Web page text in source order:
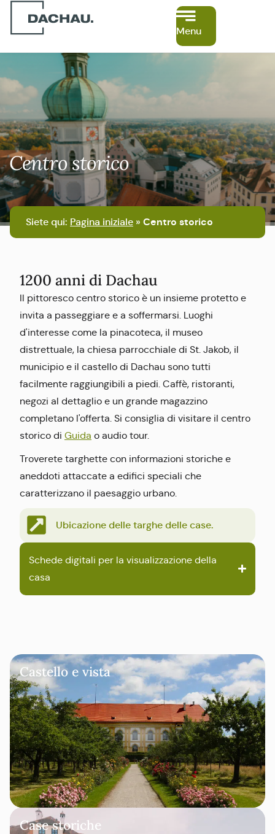
Menu
Siete qui: Pagina iniziale » Centro storico
Centro storico
1200 anni di Dachau
Il pittoresco centro storico è un insieme protetto e
invita a passeggiare e a soffermarsi. Luoghi
d'interesse come la pinacoteca, il museo
distrettuale, la chiesa parrocchiale di St. Jakob, il
municipio e il castello di Dachau sono tutti
facilmente raggiungibili a piedi. Caffè, ristoranti,
negozi al dettaglio e un grande magazzino
completano l'offerta. Si consiglia di visitare il centro
storico di Guida o audio tour.
Troverete targhette con informazioni storiche e
aneddoti attaccate a edifici speciali che
caratterizzano il paesaggio urbano.
Ubicazione delle targhe delle case.
Schede digitali per la visualizzazione della
casa
Castello e vista
Case storiche